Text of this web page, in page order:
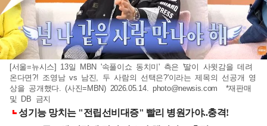
[서울=뉴시스] 13일 MBN '속풀이쇼 동치미' 측은 '딸이 사윗감을 데려
온다면?! 조영남 vs 남진, 두 사람의 선택은?'이라는 제목의 선공개 영
상을 공개했다. (사진=MBN) 2026.05.14. photo@newsis.com *재판매
및 DB 금지